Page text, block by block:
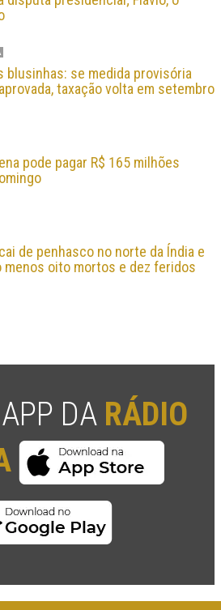
blusinhas: se medida provisória
taxação volta em setembro
pode pagar R$ 165 milhões
de penhasco no norte da Índia e
menos oito mortos e dez feridos
DA RÁDIO